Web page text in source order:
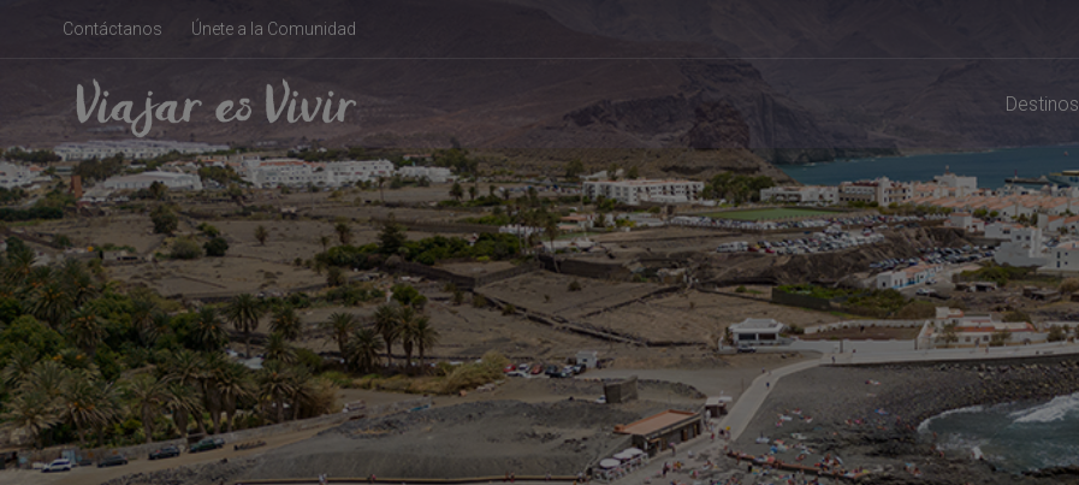
Contáctanos Únete a la Comunidad
Destinos